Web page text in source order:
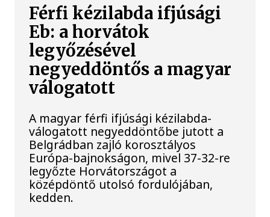
Férfi kézilabda ifjúsági
Eb: a horvátok
legyőzésével
negyeddöntős a magyar
válogatott
A magyar férfi ifjúsági kézilabda-
válogatott negyeddöntőbe jutott a
Belgrádban zajló korosztályos
Európa-bajnokságon, mivel 37-32-re
legyőzte Horvátországot a
középdöntő utolsó fordulójában,
kedden.